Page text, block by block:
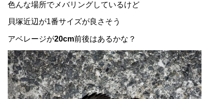
色んな場所でメバリングしているけど
貝塚近辺が1番サイズが良さそう
アベレージが20cm前後はあるかな？